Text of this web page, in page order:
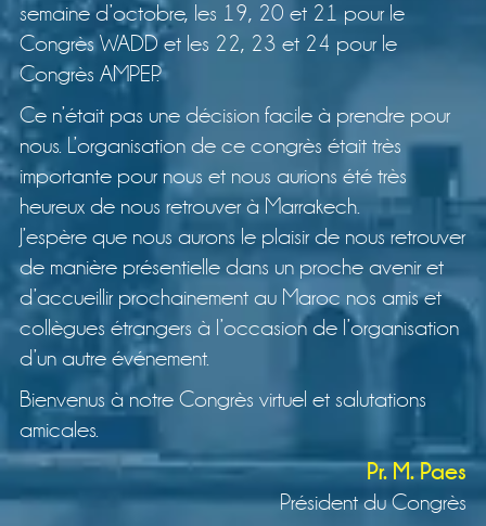
semaine d’octobre, les 19, 20 et 21 pour le
Congrès WADD et les 22, 23 et 24 pour le
Congrès AMPEP.
Ce n’était pas une décision facile à prendre pour
nous. L’organisation de ce congrès était très
importante pour nous et nous aurions été très
heureux de nous retrouver à Marrakech.
J’espère que nous aurons le plaisir de nous retrouver
de manière présentielle dans un proche avenir et
d’accueillir prochainement au Maroc nos amis et
collègues étrangers à l’occasion de l’organisation
d’un autre événement.
Bienvenus à notre Congrès virtuel et salutations
amicales.
Pr. M. Paes
Président du Congrès